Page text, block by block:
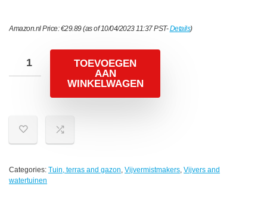
Amazon.nl Price:€29.89(as of 10/04/2023 11:37 PST-Details)
TOEVOEGEN
AAN
WINKELWAGEN
Categories: Tuin, terras and gazon, Vijvermistmakers, Vijvers and
watertuinen